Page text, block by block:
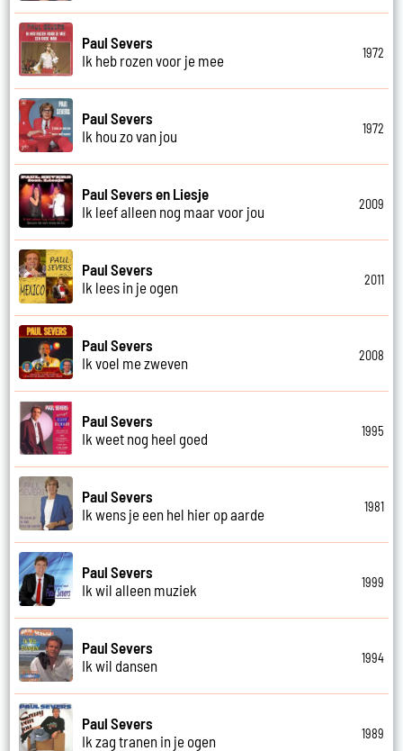
Paul Severs
Ik heb rozen voor je mee
1972
Paul Severs
Ik hou zo van jou
1972
Paul Severs en Liesje
Ik leef alleen nog maar voor jou
2009
Paul Severs
Ik lees in je ogen
2011
Paul Severs
Ik voel me zweven
2008
Paul Severs
Ik weet nog heel goed
1995
Paul Severs
Ik wens je een hel hier op aarde
1981
Paul Severs
Ik wil alleen muziek
1999
Paul Severs
Ik wil dansen
1994
Paul Severs
Ik zag tranen in je ogen
1989